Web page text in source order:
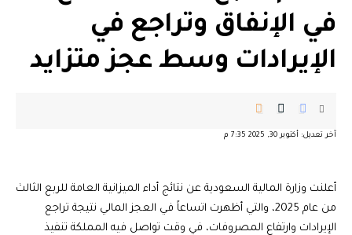
في الإنفاق وتراجع في
الإيرادات وسط عجز متزايد
آخر تعديل: أكتوبر 30, 2025 7:35 م
أعلنت وزارة المالية السعودية عن نتائج أداء الميزانية العامة للربع الثالث
من عام 2025، والتي أظهرت اتساعاً في العجز المالي نتيجة تراجع
الإيرادات وارتفاع المصروفات، في وقت تواصل فيه المملكة تنفيذ